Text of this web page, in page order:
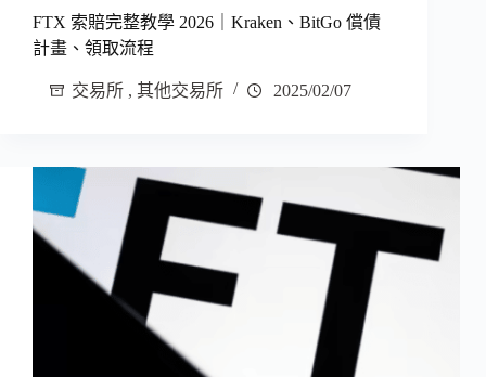
FTX 索賠完整教學 2026｜Kraken、BitGo 償債
計畫、領取流程
交易所 , 其他交易所 2025/02/07